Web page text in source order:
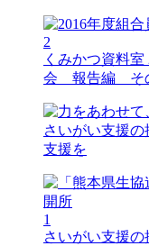
くみかつ資料室
会 報告編 そ
さいがい支援の
支援を
1
さいがい支援の